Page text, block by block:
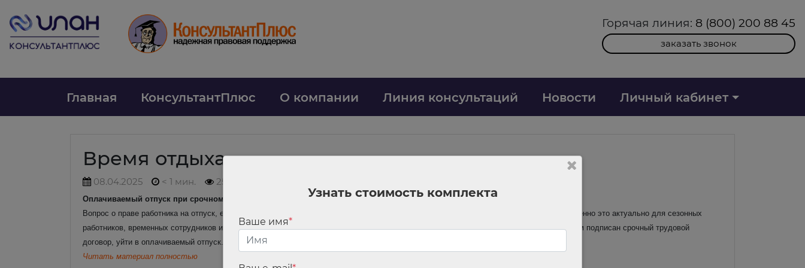
Горячая линия: 8 (800) 200 88 45
заказать звонок
Главная КонсультантПлюс О компании Линия консультаций Новости Личный кабинет
Время отдыха
08.04.2025 < 1 мин. 252
Оплачиваемый отпуск при срочном трудовом договоре
Вопрос о праве работника на отпуск, если его трудовой договор заключен всего на шесть месяцев, встречается довольно часто. Особенно это актуально для сезонных
работников, временных сотрудников и тех, кто трудится на срочных договорах. В материале разберемся, может ли работник, с которым подписан срочный трудовой
договор, уйти в оплачиваемый отпуск.
Читать материал полностью
Узнать стоимость комплекта
Ваше имя*